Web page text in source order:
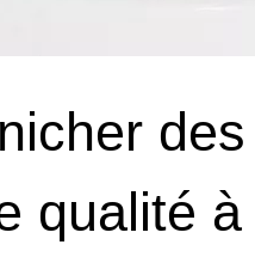
qualité